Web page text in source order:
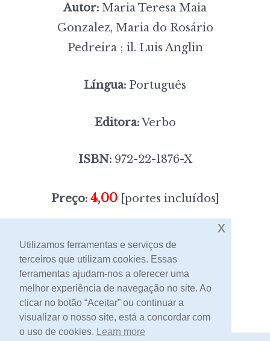
Autor: Maria Teresa Maia
Gonzalez, Maria do Rosário
Pedreira ; il. Luis Anglin
Língua: Português
Editora:Verbo
ISBN:972-22-1876-X
Preço: 4,00[portes incluídos]
Sem stock
Contacto
Utilizamos ferramentas e serviços de
terceiros que utilizam cookies. Essas
ferramentas ajudam-nos a oferecer uma
melhor experiência de navegação no site. Ao
clicar no botão “Aceitar” ou continuar a
visualizar o nosso site, está a concordar com
o uso de cookies. Learn more
x